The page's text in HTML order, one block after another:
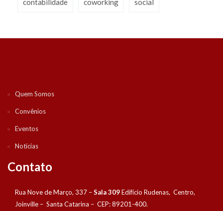
Quem Somos
Convênios
Eventos
Notícias
Contato
Rua Nove de Março, 337 –Sala 309Edifício Rudenas, Centro,
Joinville – Santa Catarina – CEP: 89201-400.